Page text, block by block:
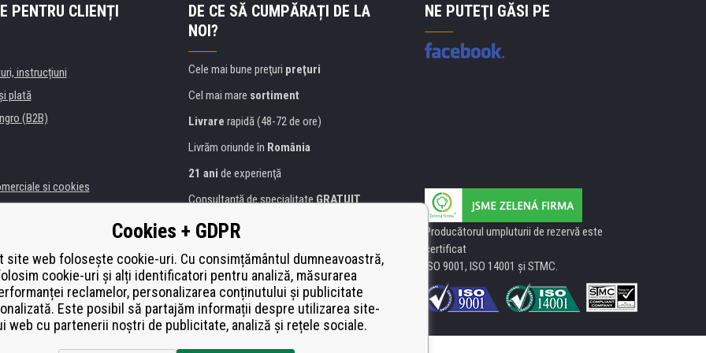
PENTRU CLIENȚI
instrucțiuni
plată
(B2B)
si cookies
de imprimante
de înlocuire
od smlouvy
DE CE SĂ CUMPĂRAȚI DE LA
NOI?
Cele mai bune preţuri preţuri
Cel mai mare sortiment
Livrare rapidă (48-72 de ore)
Livrăm oriunde în România
21 ani de experienţă
Consultanţă de specialitate GRATUIT
Abordarea amabilă
certificat
Heureka
Platăsecurizată on-line
NE PUTEŢI GĂSI PE
Producătorul umpluturii de rezervă este
certificat
ISO 9001, ISO 14001 şi STMC.
Cookies + GDPR
site web folosește cookie-uri. Cu consimțământul dumneavoastră,
cookie-uri și alți identificatori pentru analiză, măsurarea
reclamelor, personalizarea conținutului și publicitate
Este posibil să partajăm informații despre utilizarea site-
web cu partenerii noștri de publicitate, analiză și rețele sociale.